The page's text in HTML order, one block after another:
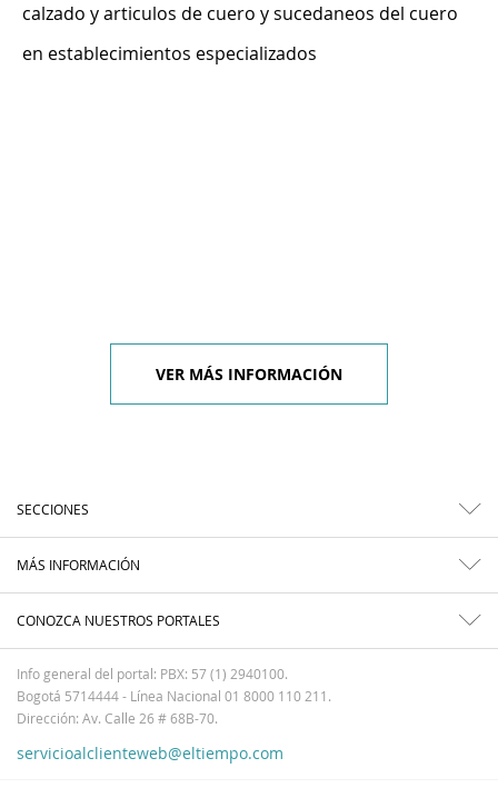
calzado y articulos de cuero y sucedaneos del cuero
en establecimientos especializados
VER MÁS INFORMACIÓN
SECCIONES
MÁS INFORMACIÓN
CONOZCA NUESTROS PORTALES
Info general del portal: PBX: 57 (1) 2940100.
Bogotá 5714444 - Línea Nacional 01 8000 110 211.
Dirección: Av. Calle 26 # 68B-70.
servicioalclienteweb@eltiempo.com